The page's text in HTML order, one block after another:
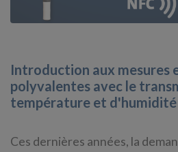
Introduction aux mesures
polyvalentes avec le
température et d'humidité
Ces dernières années, la